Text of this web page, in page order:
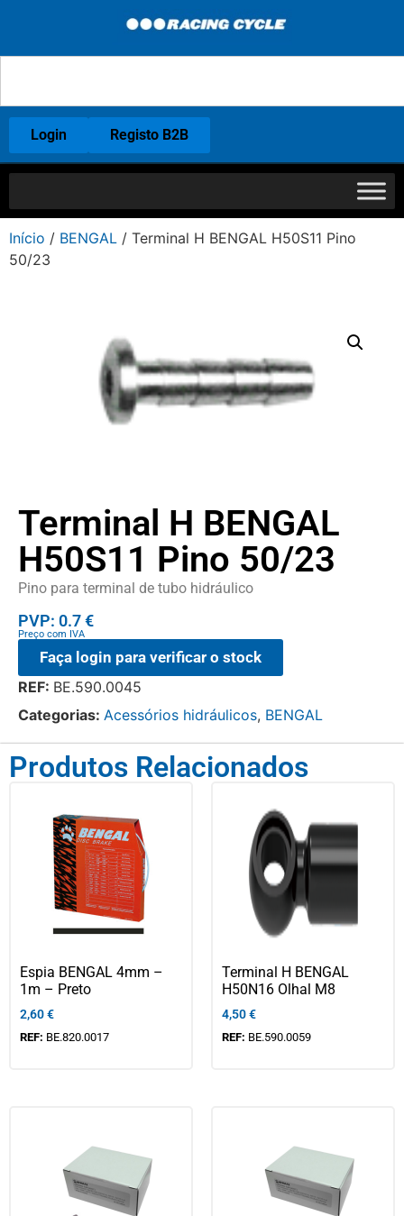
Login Registo B2B
Início / BENGAL / Terminal H BENGAL H50S11 Pino
50/23
Terminal H BENGAL
H50S11 Pino 50/23
Pino para terminal de tubo hidráulico
PVP: 0.7 €
Preço com IVA
Faça login para verificar o stock
REF: BE.590.0045
Categorias: Acessórios hidráulicos, BENGAL
Produtos Relacionados
Espia BENGAL 4mm –
1m – Preto
2,60€
REF: BE.820.0017
Terminal H BENGAL
H50N16 Olhal M8
4,50€
REF: BE.590.0059